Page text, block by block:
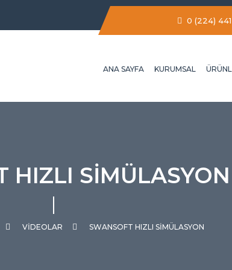
0 (224)
ANA SAYFA KURUMSAL
HIZLI SIMÜLASYON
VIDEOLAR SWANSOFT HIZLI SIMÜLASYON